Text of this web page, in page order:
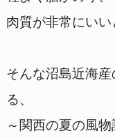
肉質が非常にいい
そんな沼島近海
る、
～関西の夏の風